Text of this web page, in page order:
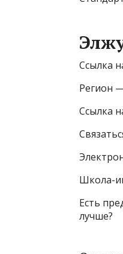
Ссылка
Регион
Ссылка
Школа-
Есть
лучше?